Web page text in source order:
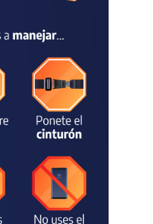
calefacción para el reinicio
de las clases tras una obra
de emergencia financiada
por la Municipalidad
30/07/2026
Avanza el proceso
licitatorio para las obras de
infraestructura en las
escuelas Técnica N° 1 y
Especial N° 501
OBRAS Y SERVICIOS 29/07/2026